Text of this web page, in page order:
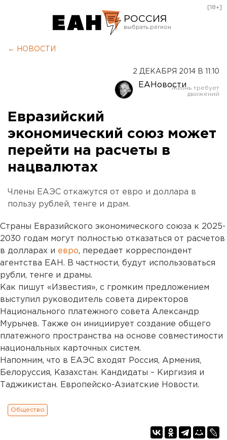
РОССИЯ
Оренбург
[18+]
← НОВОСТИ
2 ДЕКАБРЯ 2014 В 11:10
ЕАНовости
Евразийский
экономический союз может
перейти на расчеты в
нацвалютах
Члены ЕАЭС откажутся от евро и доллара в
пользу рублей, тенге и драм.
Страны Евразийского экономического союза к 2025-
2030 годам могут полностью отказаться от расчетов
в долларах и евро, передает корреспондент
агентства ЕАН. В частности, будут использоваться
рубли, тенге и драмы.
Как пишут «Известия», с громким предложением
выступил руководитель совета директоров
Национального платежного совета Александр
Мурычев. Также он инициирует создание общего
платежного пространства на основе совместимости
национальных карточных систем.
Напомним, что в ЕАЭС входят Россия, Армения,
Белоруссия, Казахстан. Кандидаты – Киргизия и
Таджикистан. Европейско-Азиатские Новости.
Общество